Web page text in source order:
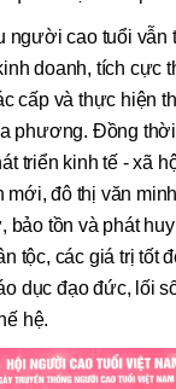
người cao tuổi vẫn
doanh, tích cực
cấp và thực hiện
phương. Đồng
triển kinh tế - xã
đô thị văn
tồn và phát
tộc, các giá trị tốt
dục đạo đức, lối
hệ.